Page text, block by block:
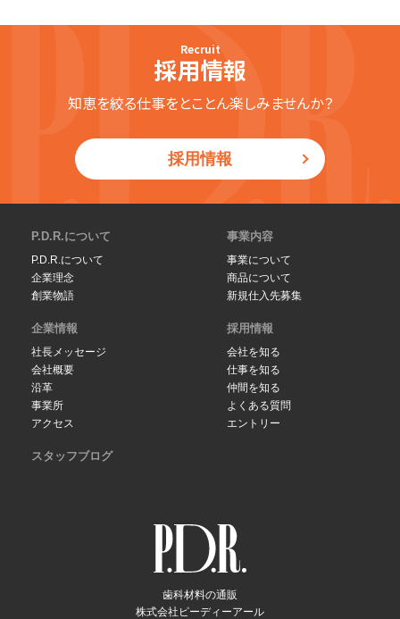
Recruit
採用情報
知恵を絞る仕事をとことん楽しみませんか？
採用情報
歯科材料の通販
株式会社ピーディーアール
P.D.R.について
P.D.R.について
企業理念
創業物語
事業内容
事業について
商品について
新規仕入先募集
企業情報
社長メッセージ
会社概要
沿革
事業所
アクセス
採用情報
会社を知る
仕事を知る
仲間を知る
よくある質問
エントリー
スタッフブログ